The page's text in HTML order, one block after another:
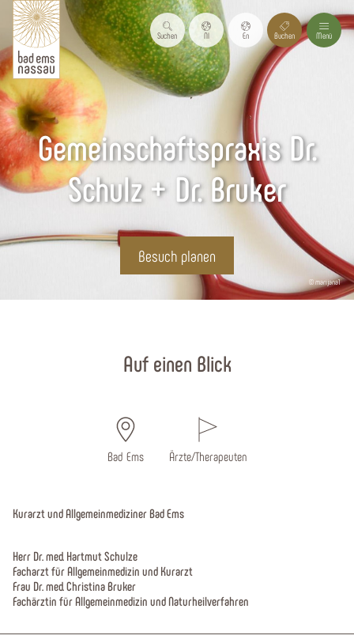
Suchen Nl En Buchen Menü
© marijana1
Gemeinschaftspraxis Dr.
Schulz + Dr. Bruker
Besuch planen
Auf einen Blick
Bad Ems Ärzte/Therapeuten
Kurarzt und Allgemeinmediziner Bad Ems
Herr Dr. med. Hartmut Schulze
Facharzt für Allgemeinmedizin und Kurarzt
Frau Dr. med. Christina Bruker
Fachärztin für Allgemeinmedizin und Naturheilverfahren